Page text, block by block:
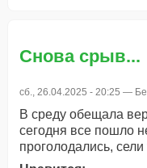
Снова срыв...
сб., 26.04.2025 - 20:25 —
В среду обещала
сегодня все пошло
проголодались,